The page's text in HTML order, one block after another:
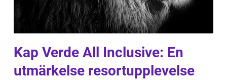
Kap Verde All Inclusive: En
utmärkelse resortupplevelse